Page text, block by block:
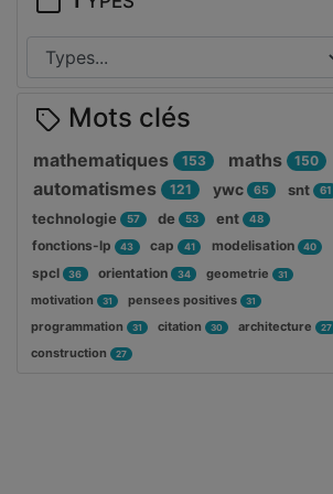
Mots clés
mathematiques 153 maths 150
automatismes 121 ywc 65 snt 61
technologie 57 de 53 ent 48
fonctions-lp 43 cap 41 modelisation 40
spcl 36 orientation 34 geometrie 31
motivation 31 pensees positives 31
programmation 31 citation 30 architecture 27
construction 27